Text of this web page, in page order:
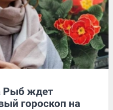
Рыб ждет
гороскоп на